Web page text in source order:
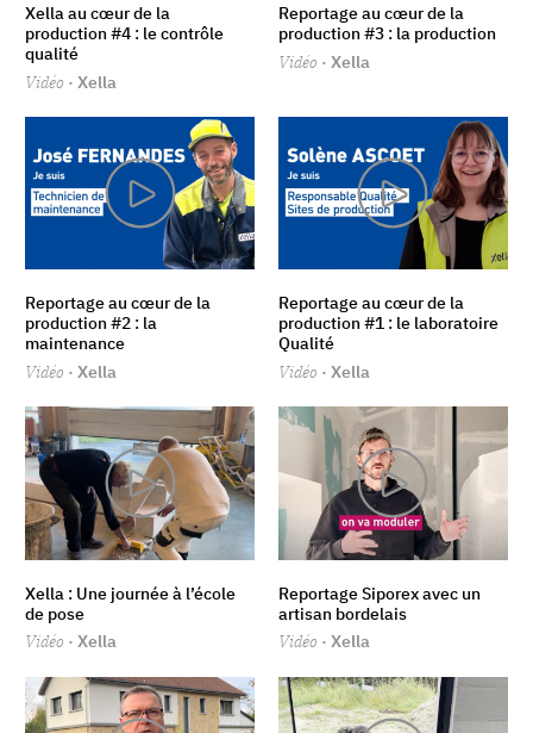
Xella au cœur de la
production #4 : le contrôle
qualité
Vidéo · Xella
Reportage au cœur de la
production #3 : la production
Vidéo · Xella
Reportage au cœur de la
production #2 : la
maintenance
Vidéo · Xella
Reportage au cœur de la
production #1 : le laboratoire
Qualité
Vidéo · Xella
Xella : Une journée à l’école
de pose
Vidéo · Xella
Reportage Siporex avec un
artisan bordelais
Vidéo · Xella